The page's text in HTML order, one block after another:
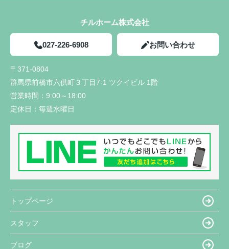
チルホーム株式会社
027-226-6908 お問い合わせ
〒371-0804
群馬県前橋市六供町３丁目7-1 ツクイビル 1階
営業時間： 9:00～18:00
定休日： 毎週水曜日
トップページ
スタッフ
ブログ